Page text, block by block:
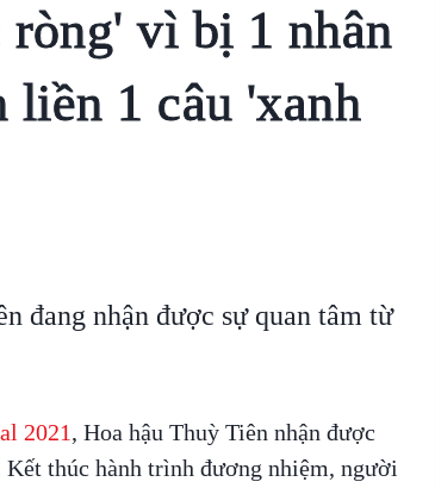
vì bị 1 nhân
liền 1 câu 'xanh
đang nhận được sự quan tâm từ
2021, Hoa hậu Thuỳ Tiên nhận được
thúc hành trình đương nhiệm, người